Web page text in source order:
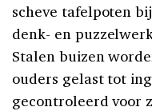
scheve tafelpoten
denk- en
Stalen buizen
ouders gelast tot
gecontroleerd voor